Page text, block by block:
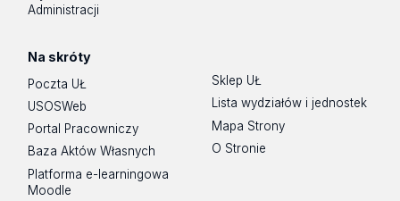
Administracji
Na skróty
Poczta UŁ
USOSWeb
Portal Pracowniczy
Baza Aktów Własnych
Platforma e-learningowa
Moodle
Sklep UŁ
Lista wydziałów i jednostek
Mapa Strony
O Stronie